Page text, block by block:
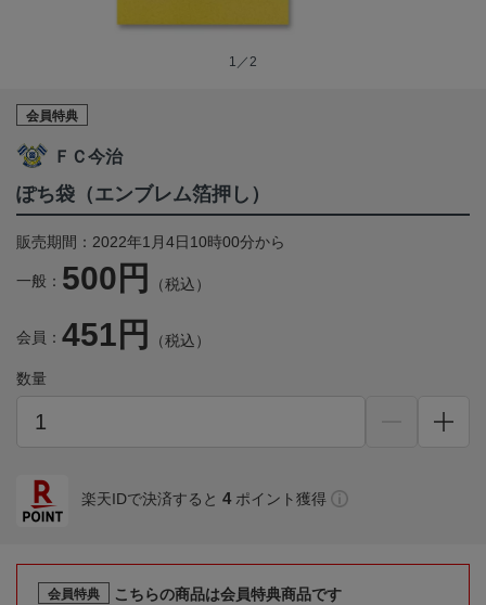
1／2
会員特典
ＦＣ今治
ぽち袋（エンブレム箔押し）
販売期間：2022年1月4日10時00分から
一般： 500円 （税込）
会員： 451円 （税込）
数量
楽天IDで決済すると 4 ポイント獲得
会員特典
こちらの商品は会員特典商品です